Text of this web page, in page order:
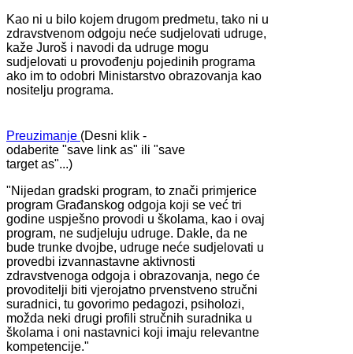
Kao ni u bilo kojem drugom predmetu, tako ni u
zdravstvenom odgoju neće sudjelovati udruge,
kaže Juroš i navodi da udruge mogu
sudjelovati u provođenju pojedinih programa
ako im to odobri Ministarstvo obrazovanja kao
nositelju programa.
Preuzimanje (Desni klik -
odaberite "save link as" ili "save
target as"...)
"Nijedan gradski program, to znači primjerice
program Građanskog odgoja koji se već tri
godine uspješno provodi u školama, kao i ovaj
program, ne sudjeluju udruge. Dakle, da ne
bude trunke dvojbe, udruge neće sudjelovati u
provedbi izvannastavne aktivnosti
zdravstvenoga odgoja i obrazovanja, nego će
provoditelji biti vjerojatno prvenstveno stručni
suradnici, tu govorimo pedagozi, psiholozi,
možda neki drugi profili stručnih suradnika u
školama i oni nastavnici koji imaju relevantne
kompetencije."